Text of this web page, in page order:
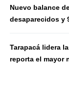
Nuevo balance
desaparecidos y
Tarapacá lidera
reporta el mayor